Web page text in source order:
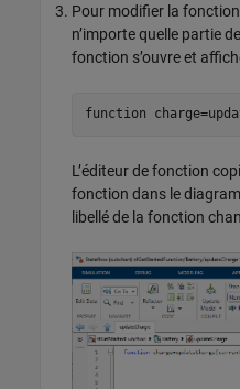
Pour modifier la
n’importe quelle partie
fonction s’ouvre et
function
L’éditeur de fonction
fonction dans le
libellé de la fonction